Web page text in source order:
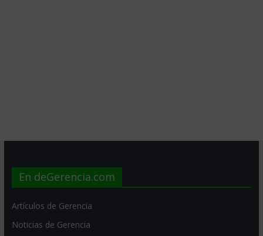
En deGerencia.com
Artículos de Gerencia
Noticias de Gerencia